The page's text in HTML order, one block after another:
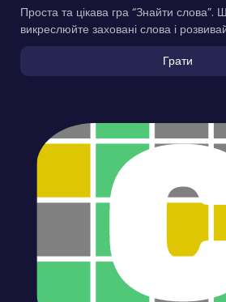
Проста та цікава гра “Знайти слова”.
викреслюйте заховані слова і
Грати